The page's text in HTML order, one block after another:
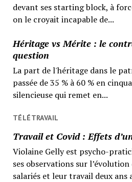
devant ses starting block, à
on le croyait incapable de...
Héritage vs Mérite : le
question
La part de l'héritage dans le
passée de 35 % à 60 % en
silencieuse qui remet en...
TÉLÉTRAVAIL
Travail et Covid : Effets
Violaine Gelly est psycho-
ses observations sur
salariés et leur travail deux ans